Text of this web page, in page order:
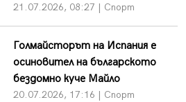
21.07.2026, 08:27 | Спорт
Голмайсторът на Испания е
осиновител на българското
бездомно куче Майло
20.07.2026, 17:16 | Спорт